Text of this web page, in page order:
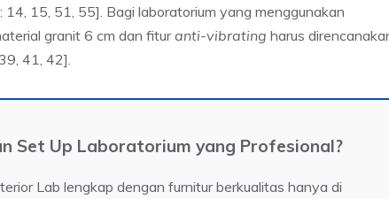
15, 51, 55]. Bagi laboratorium yang menggunakan
granit 6 cm dan fituranti-vibrating harus
41, 42].
Set Up Laboratorium yang Profesional?
Lab lengkap dengan furnitur berkualitas hanya di